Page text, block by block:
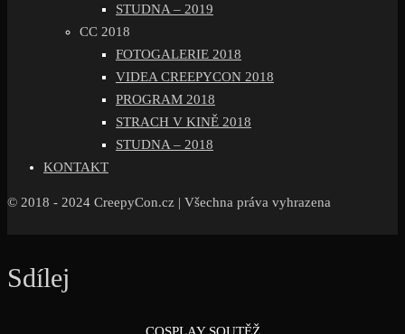
STUDNA – 2019
CC 2018
FOTOGALERIE 2018
VIDEA CREEPYCON 2018
PROGRAM 2018
STRACH V KINĚ 2018
STUDNA – 2018
KONTAKT
© 2018 - 2024 CreepyCon.cz | Všechna práva vyhrazena
Sdílej
COSPLAY SOUTĚŽ